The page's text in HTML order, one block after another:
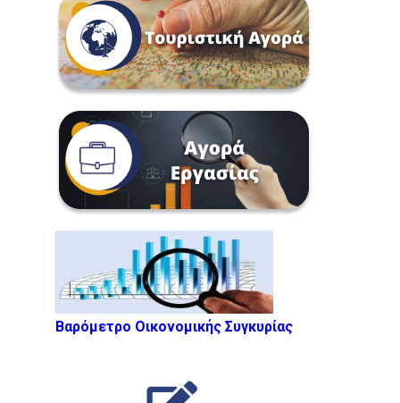
Βαρόμετρο Οικονομικής Συγκυρίας